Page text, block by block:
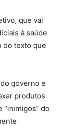
que vai
à saúde
do texto que
governo e
produtos
“inimigos” do